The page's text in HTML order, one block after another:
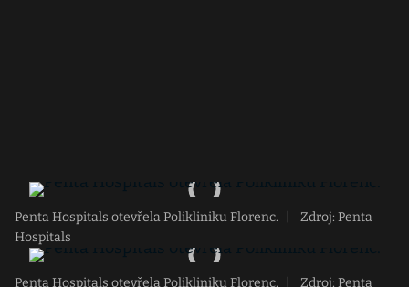
Penta Hospitals otevřela Polikliniku Florenc.
Zdroj: Penta
Hospitals
Penta Hospitals otevřela Polikliniku Florenc.
Zdroj: Penta